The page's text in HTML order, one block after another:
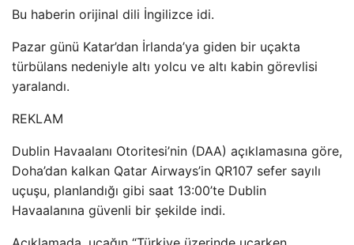
Bu haberin orijinal dili İngilizce idi.
Pazar günü Katar’dan İrlanda’ya giden bir uçakta
türbülans nedeniyle altı yolcu ve altı kabin görevlisi
yaralandı.
REKLAM
Dublin Havaalanı Otoritesi’nin (DAA) açıklamasına göre,
Doha’dan kalkan Qatar Airways’in QR107 sefer sayılı
uçuşu, planlandığı gibi saat 13:00’te Dublin
Havaalanına güvenli bir şekilde indi.